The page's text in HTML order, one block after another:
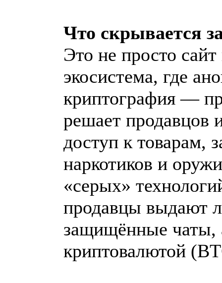
Что скрывается
Это не просто
экосистема, где
криптография —
решает продавцов
доступ к товарам,
наркотиков и
«серых»
продавцы выдают
защищённые чаты,
криптовалютой